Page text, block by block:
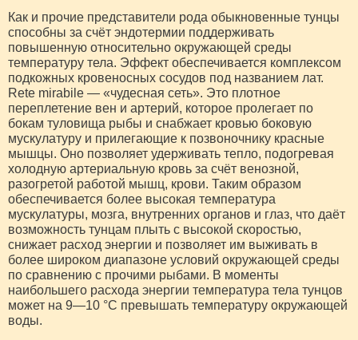
Как и прочие представители рода обыкновенные тунцы
способны за счёт эндотермии поддерживать
повышенную относительно окружающей среды
температуру тела. Эффект обеспечивается комплексом
подкожных кровеносных сосудов под названием лат.
Rete mirabile — «чудесная сеть». Это плотное
переплетение вен и артерий, которое пролегает по
бокам туловища рыбы и снабжает кровью боковую
мускулатуру и прилегающие к позвоночнику красные
мышцы. Оно позволяет удерживать тепло, подогревая
холодную артериальную кровь за счёт венозной,
разогретой работой мышц, крови. Таким образом
обеспечивается более высокая температура
мускулатуры, мозга, внутренних органов и глаз, что даёт
возможность тунцам плыть с высокой скоростью,
снижает расход энергии и позволяет им выживать в
более широком диапазоне условий окружающей среды
по сравнению с прочими рыбами. В моменты
наибольшего расхода энергии температура тела тунцов
может на 9—10 °C превышать температуру окружающей
воды.